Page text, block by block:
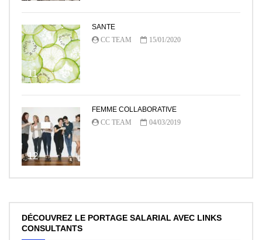
11
SANTE
CC TEAM
15/01/2020
12
FEMME COLLABORATIVE
CC TEAM
04/03/2019
DÉCOUVREZ LE PORTAGE SALARIAL AVEC LINKS
CONSULTANTS